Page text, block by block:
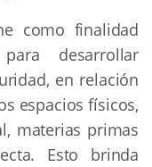
como finalidad
desarrollar
en relación
espacios físicos,
materias primas
Esto brinda